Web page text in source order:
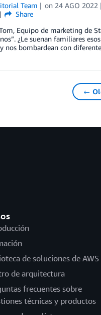
Team on 24 AGO 2022
Share
Equipo de marketing de
¿Le suenan familiares
nos bombardean con
←
de soluciones de AWS
de arquitectura
frecuentes sobre
técnicas y productos